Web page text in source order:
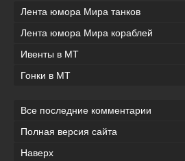
Лента юмора Мира танков
Лента юмора Мира кораблей
Ивенты в МТ
Гонки в МТ
Все последние комментарии
Полная версия сайта
Наверх